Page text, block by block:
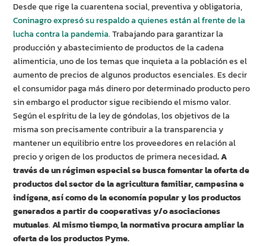
Desde que rige la cuarentena social, preventiva y obligatoria,
Coninagro expresó su respaldo a quienes están al frente de la
lucha contra la pandemia. Trabajando para garantizar la
producción y abastecimiento de productos de la cadena
alimenticia, uno de los temas que inquieta a la población es el
aumento de precios de algunos productos esenciales. Es decir
el consumidor paga más dinero por determinado producto pero
sin embargo el productor sigue recibiendo el mismo valor.
Según el espíritu de la ley de góndolas, los objetivos de la
misma son precisamente contribuir a la transparencia y
mantener un equilibrio entre los proveedores en relación al
precio y origen de los productos de primera necesidad. A
través de un régimen especial se busca fomentar la oferta de
productos del sector de la agricultura familiar, campesina e
indígena, así como de la economía popular y los productos
generados a partir de cooperativas y/o asociaciones
mutuales.Al mismo tiempo, la normativa procura ampliar la
oferta de los productos Pyme.